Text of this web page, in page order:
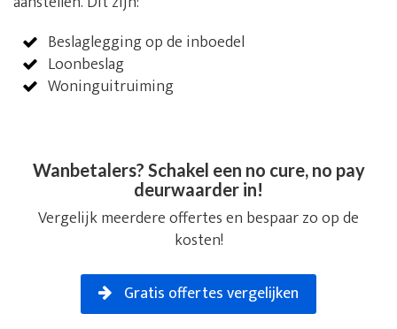
Beslaglegging op de inboedel
Loonbeslag
Woninguitruiming
Wanbetalers? Schakel een no cure, no pay
deurwaarder in!
Vergelijk meerdere offertes en bespaar zo op de
kosten!
Gratis offertes vergelijken